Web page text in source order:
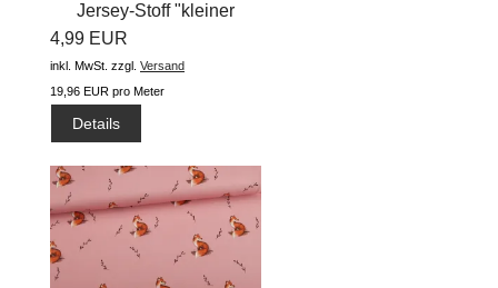
Jersey-Stoff "kleiner
Liebling...
4,99 EUR
inkl. MwSt. zzgl. Versand
19,96 EUR pro Meter
Details